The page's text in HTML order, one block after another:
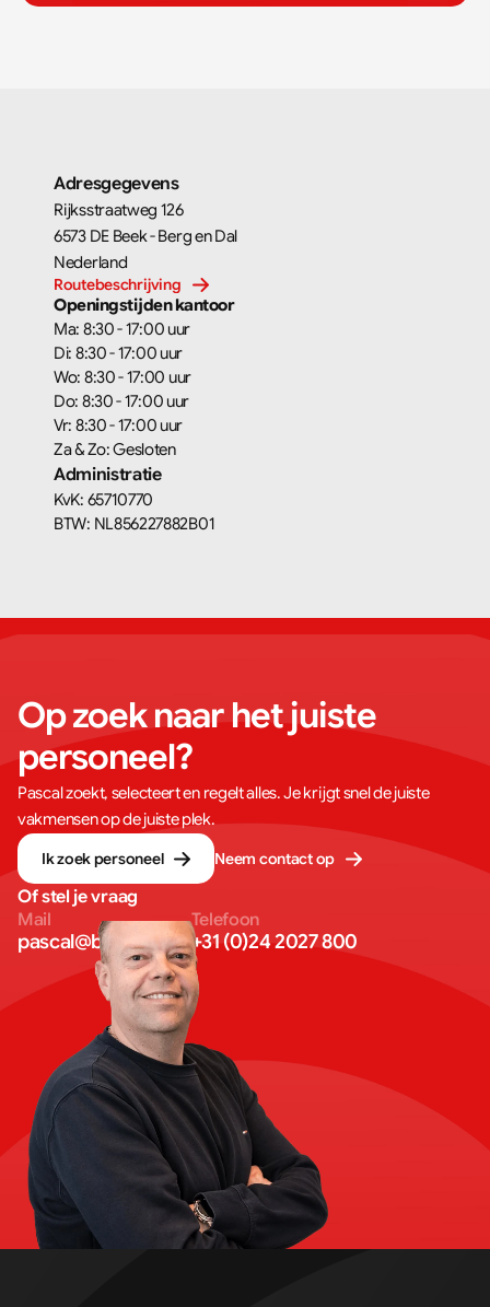
Adresgegevens
Rijksstraatweg 126
6573 DE Beek - Berg en Dal
Nederland
Routebeschrijving
Openingstijden kantoor
Ma: 8:30 - 17:00 uur
Di: 8:30 - 17:00 uur
Wo: 8:30 - 17:00 uur
Do: 8:30 - 17:00 uur
Vr: 8:30 - 17:00 uur
Za & Zo: Gesloten
Administratie
KvK: 65710770
BTW: NL856227882B01
Op zoek naar het juiste
personeel?
Pascal zoekt, selecteert en regelt alles. Je krijgt snel de juiste
vakmensen op de juiste plek.
Ik zoek personeel Neem contact op
Of stel je vraag
Mail
pascal@bullseye.eu
Telefoon
+31 (0)24 2027 800